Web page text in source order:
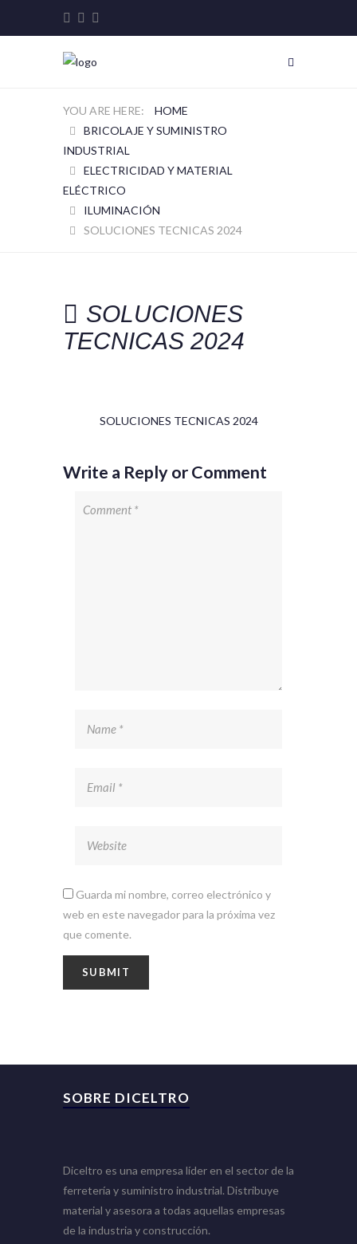
HOME
BRICOLAJE Y SUMINISTRO
INDUSTRIAL
ELECTRICIDAD Y MATERIAL
ELÉCTRICO
ILUMINACIÓN
SOLUCIONES TECNICAS 2024
SOLUCIONES
TECNICAS 2024
SOLUCIONES TECNICAS 2024
Write a Reply or Comment
Guarda mi nombre, correo electrónico y
web en este navegador para la próxima vez
que comente.
SOBRE DICELTRO
Diceltro es una empresa líder en el sector de la
ferretería y suministro industrial. Distribuye
material y asesora a todas aquellas empresas
de la industria y construcción.